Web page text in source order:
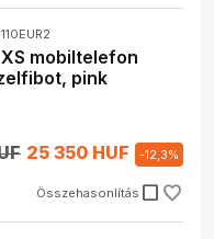
mobiltelefon
pink
Összehasonlítás check_box_outline_blank
25 350 HUF -12,3%